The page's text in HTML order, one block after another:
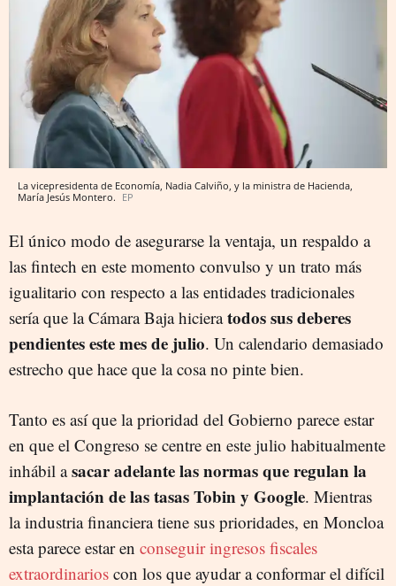
La vicepresidenta de Economía, Nadia Calviño, y la ministra de Hacienda,
María Jesús Montero. EP
El único modo de asegurarse la ventaja, un respaldo a
las fintech en este momento convulso y un trato más
igualitario con respecto a las entidades tradicionales
sería que la Cámara Baja hicieratodos sus deberes
pendientes este mes de julio. Un calendario demasiado
estrecho que hace que la cosa no pinte bien.
Tanto es así que la prioridad del Gobierno parece estar
en que el Congreso se centre en este julio habitualmente
inhábil asacar adelante las normas que regulan la
implantación de las tasas Tobin y Google. Mientras
la industria financiera tiene sus prioridades, en Moncloa
esta parece estar en conseguir ingresos fiscales
extraordinarios con los que ayudar a conformar el difícil